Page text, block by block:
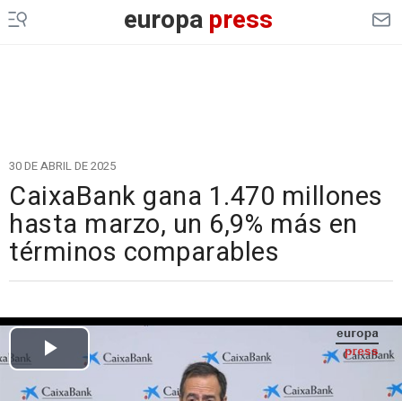
europapress
30 DE ABRIL DE 2025
CaixaBank gana 1.470 millones
hasta marzo, un 6,9% más en
términos comparables